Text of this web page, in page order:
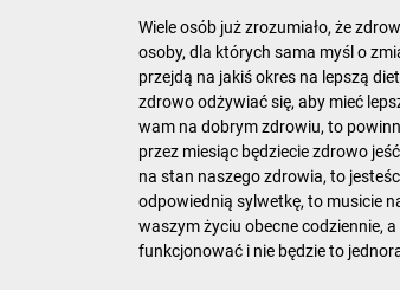
Wiele osób już zrozumiało, że
osoby, dla których sama myśl o
przejdą na jakiś okres na lepszą
zdrowo odżywiać się, aby mieć
wam na dobrym zdrowiu, to
przez miesiąc będziecie zdrowo
na stan naszego zdrowia, to
odpowiednią sylwetkę, to musicie
waszym życiu obecne codziennie,
funkcjonować i nie będzie to